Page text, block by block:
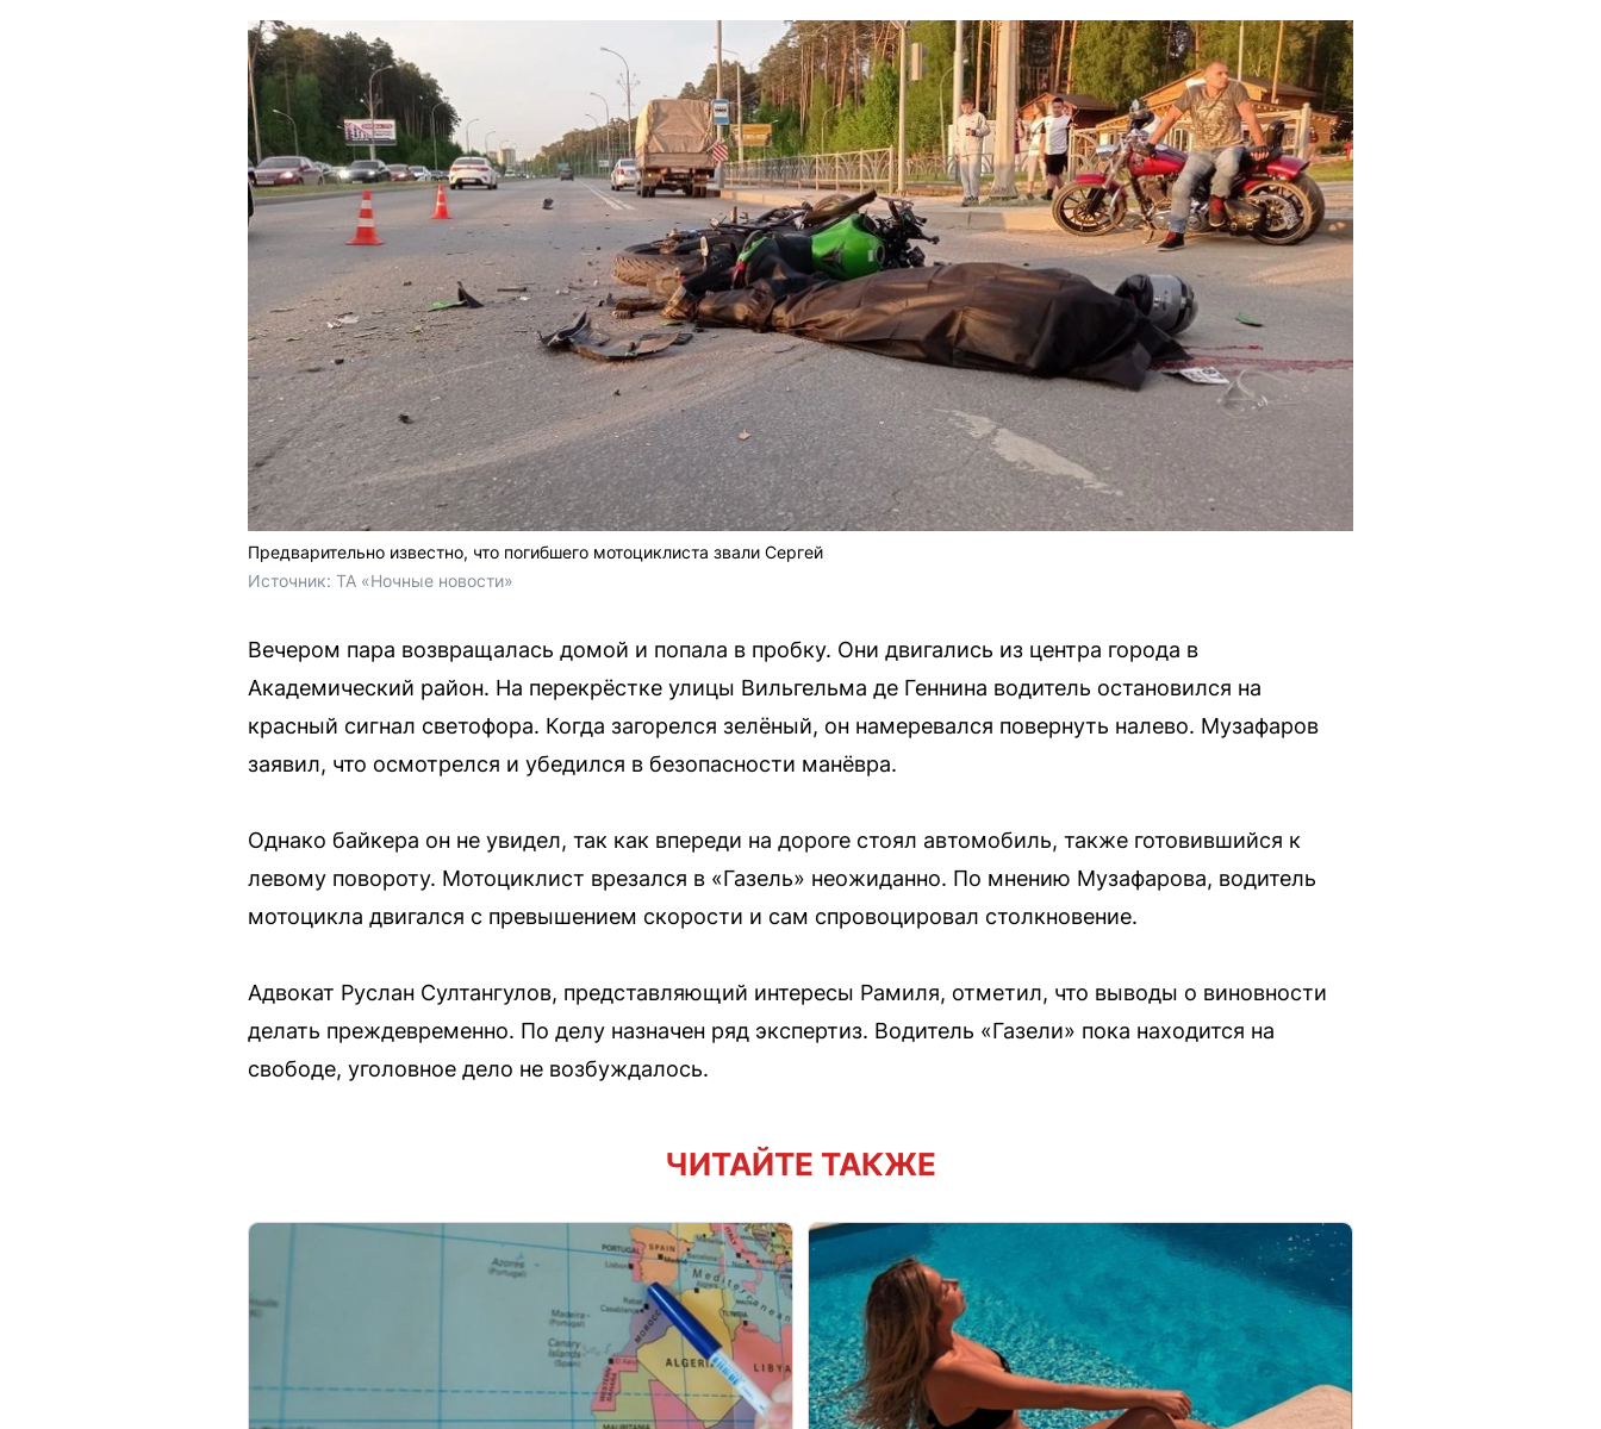
Предварительно известно, что погибшего мотоциклиста звали Сергей
Источник: ТА «Ночные новости»
Вечером пара возвращалась домой и попала в пробку. Они двигались из центра города в
Академический район. На перекрёстке улицы Вильгельма де Геннина водитель остановился на
красный сигнал светофора. Когда загорелся зелёный, он намеревался повернуть налево. Музафаров
заявил, что осмотрелся и убедился в безопасности манёвра.
Однако байкера он не увидел, так как впереди на дороге стоял автомобиль, также готовившийся к
левому повороту. Мотоциклист врезался в «Газель» неожиданно. По мнению Музафарова, водитель
мотоцикла двигался с превышением скорости и сам спровоцировал столкновение.
Адвокат Руслан Султангулов, представляющий интересы Рамиля, отметил, что выводы о виновности
делать преждевременно. По делу назначен ряд экспертиз. Водитель «Газели» пока находится на
свободе, уголовное дело не возбуждалось.
ЧИТАЙТЕ ТАКЖЕ